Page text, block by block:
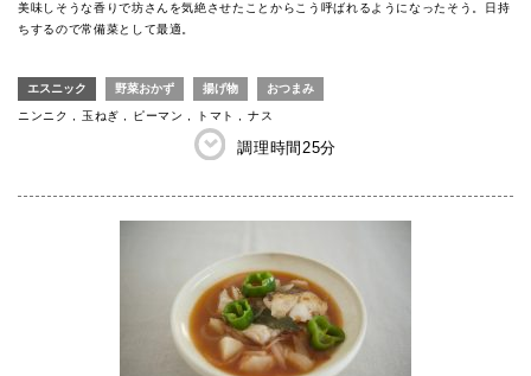
美味しそうな香りで坊さんを気絶させたことからこう呼ばれるようになったそう。日持
ちするので常備菜として最適。
エスニック 野菜おかず 揚げ物 おつまみ
ニンニク 玉ねぎ ピーマン トマト ナス
調理時間 25分